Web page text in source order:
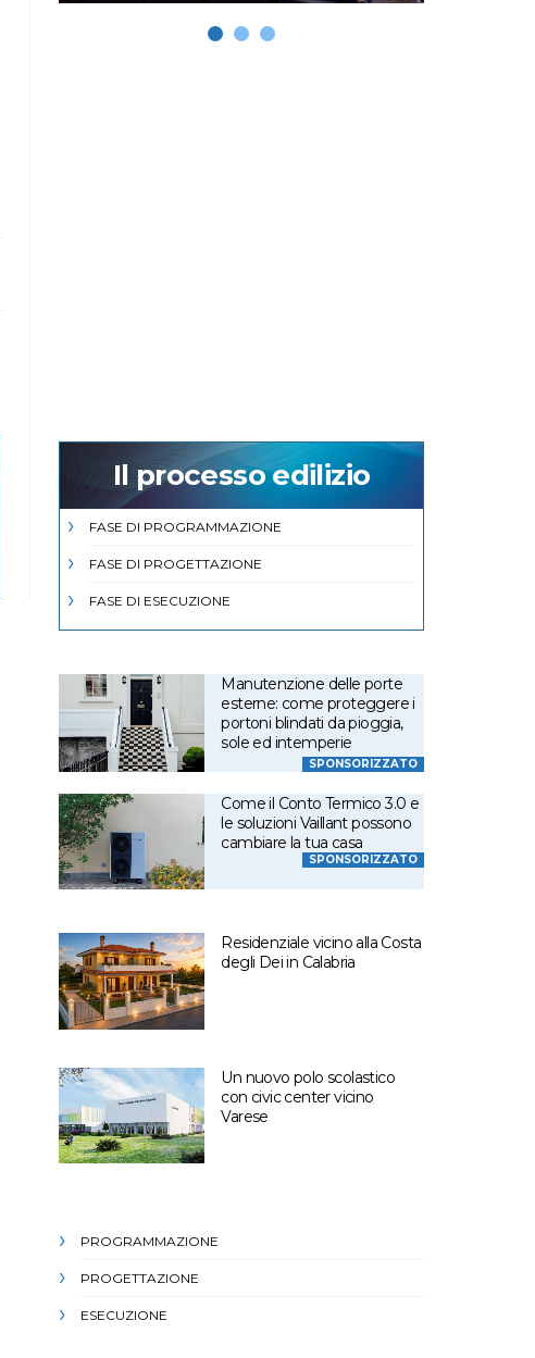
Il processo edilizio
FASE DI PROGRAMMAZIONE
FASE DI PROGETTAZIONE
FASE DI ESECUZIONE
Manutenzione delle porte
esterne: come proteggere i
portoni blindati da pioggia,
sole ed intemperie
SPONSORIZZATO
Come il Conto Termico 3.0 e
le soluzioni Vaillant possono
cambiare la tua casa
SPONSORIZZATO
Residenziale vicino alla Costa
degli Dei in Calabria
Un nuovo polo scolastico
con civic center vicino
Varese
PROGRAMMAZIONE
PROGETTAZIONE
ESECUZIONE